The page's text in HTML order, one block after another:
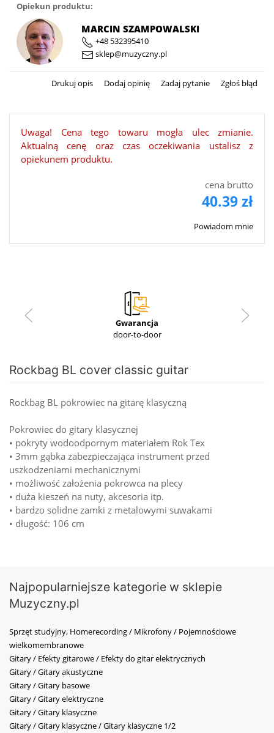
Opiekun produktu:
MARCIN SZAMPOWALSKI
+48 532395410
sklep@muzyczny.pl
Drukuj opis Dodaj opinię Zadaj pytanie Zgłoś błąd
Uwaga! Cena tego towaru mogła ulec zmianie.
Aktualną cenę oraz czas oczekiwania ustalisz z
opiekunem produktu.
cena brutto
40.39 zł
Powiadom mnie
Gwarancja
door-to-door
Rockbag BL cover classic guitar
Rockbag BL pokrowiec na gitarę klasyczną
Pokrowiec do gitary klasycznej
• pokryty wodoodpornym materiałem Rok Tex
• 3mm gąbka zabezpieczająca instrument przed
uszkodzeniami mechanicznymi
• możliwość założenia pokrowca na plecy
• duża kieszeń na nuty, akcesoria itp.
• bardzo solidne zamki z metalowymi suwakami
• długość: 106 cm
Najpopularniejsze kategorie w sklepie
Muzyczny.pl
Sprzęt studyjny, Homerecording / Mikrofony / Pojemnościowe
wielkomembranowe
Gitary / Efekty gitarowe / Efekty do gitar elektrycznych
Gitary / Gitary akustyczne
Gitary / Gitary basowe
Gitary / Gitary elektryczne
Gitary / Gitary klasyczne
Gitary / Gitary klasyczne / Gitary klasyczne 1/2